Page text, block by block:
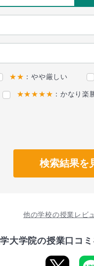
★★ ：やや厳しい
★★★★★ ：かなり楽
検索結果を
他の学校の授業レビ
大学院の授業口コ